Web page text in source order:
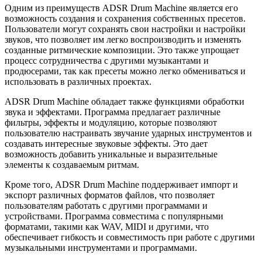
Одним из преимуществ ADSR Drum Machine является его
возможность создания и сохранения собственных пресетов.
Пользователи могут сохранять свои настройки и настройки
звуков, что позволяет им легко воспроизводить и изменять
созданные ритмические композиции. Это также упрощает
процесс сотрудничества с другими музыкантами и
продюсерами, так как пресеты можно легко обмениваться и
использовать в различных проектах.
ADSR Drum Machine обладает также функциями обработки
звука и эффектами. Программа предлагает различные
фильтры, эффекты и модуляцию, которые позволяют
пользователю настраивать звучание ударных инструментов и
создавать интересные звуковые эффекты. Это дает
возможность добавить уникальные и выразительные
элементы к создаваемым ритмам.
Кроме того, ADSR Drum Machine поддерживает импорт и
экспорт различных форматов файлов, что позволяет
пользователям работать с другими программами и
устройствами. Программа совместима с популярными
форматами, такими как WAV, MIDI и другими, что
обеспечивает гибкость и совместимость при работе с другими
музыкальными инструментами и программами.